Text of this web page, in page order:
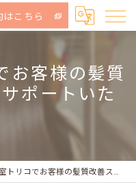
はこちら
お客様の髪質
ポートいた
でお客様の髪質改善ストレートをサポートいたし...